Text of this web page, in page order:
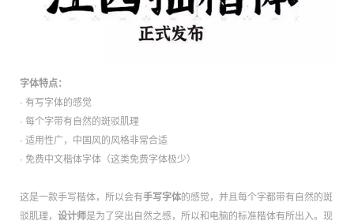
字体特点：
· 有写字体的感觉
· 每个字带有自然的斑驳肌理
· 适用性广，中国风的风格非常合适
· 免费中文楷体字体（这类免费字体极少）
这是一款手写楷体，所以会有手写字体的感觉，并且每个字都带有自然的斑
驳肌理， 设计师是为了突出自然之感，所以和电脑的标准楷体有所出入。现